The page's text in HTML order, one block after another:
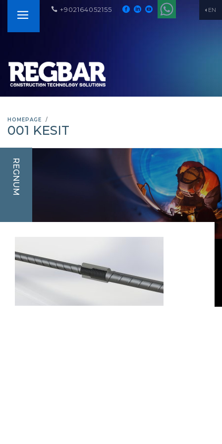
EN
+902164052155
HOMEPAGE
001 KESIT
REGNUM